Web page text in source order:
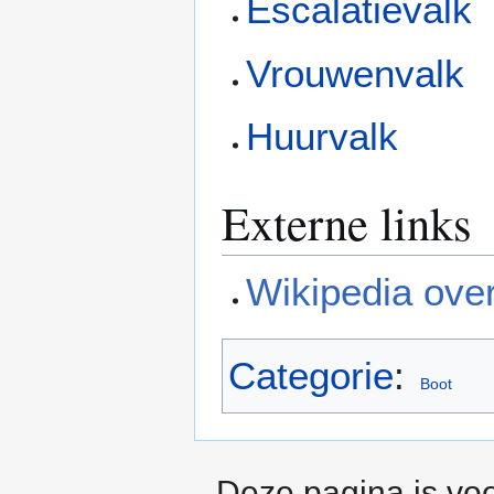
Escalatievalk
Vrouwenvalk
Huurvalk
Externe links
Wikipedia
Categorie: Boot